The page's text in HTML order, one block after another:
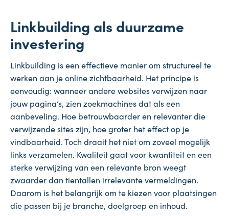
Linkbuilding als duurzame
investering
Linkbuilding is een effectieve manier om structureel te
werken aan je online zichtbaarheid. Het principe is
eenvoudig: wanneer andere websites verwijzen naar
jouw pagina’s, zien zoekmachines dat als een
aanbeveling. Hoe betrouwbaarder en relevanter die
verwijzende sites zijn, hoe groter het effect op je
vindbaarheid. Toch draait het niet om zoveel mogelijk
links verzamelen. Kwaliteit gaat voor kwantiteit en een
sterke verwijzing van een relevante bron weegt
zwaarder dan tientallen irrelevante vermeldingen.
Daarom is het belangrijk om te kiezen voor plaatsingen
die passen bij je branche, doelgroep en inhoud.